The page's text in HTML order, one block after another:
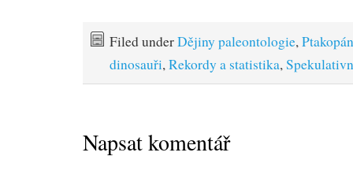
Filed underDějiny paleontologie,
dinosauři,Rekordy a statistika,
Napsat komentář